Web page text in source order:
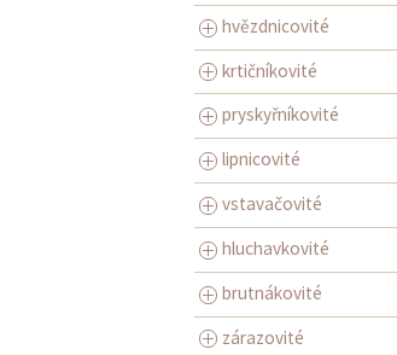
hvězdnicovité
krtičníkovité
pryskyřníkovité
lipnicovité
vstavačovité
hluchavkovité
brutnákovité
zárazovité